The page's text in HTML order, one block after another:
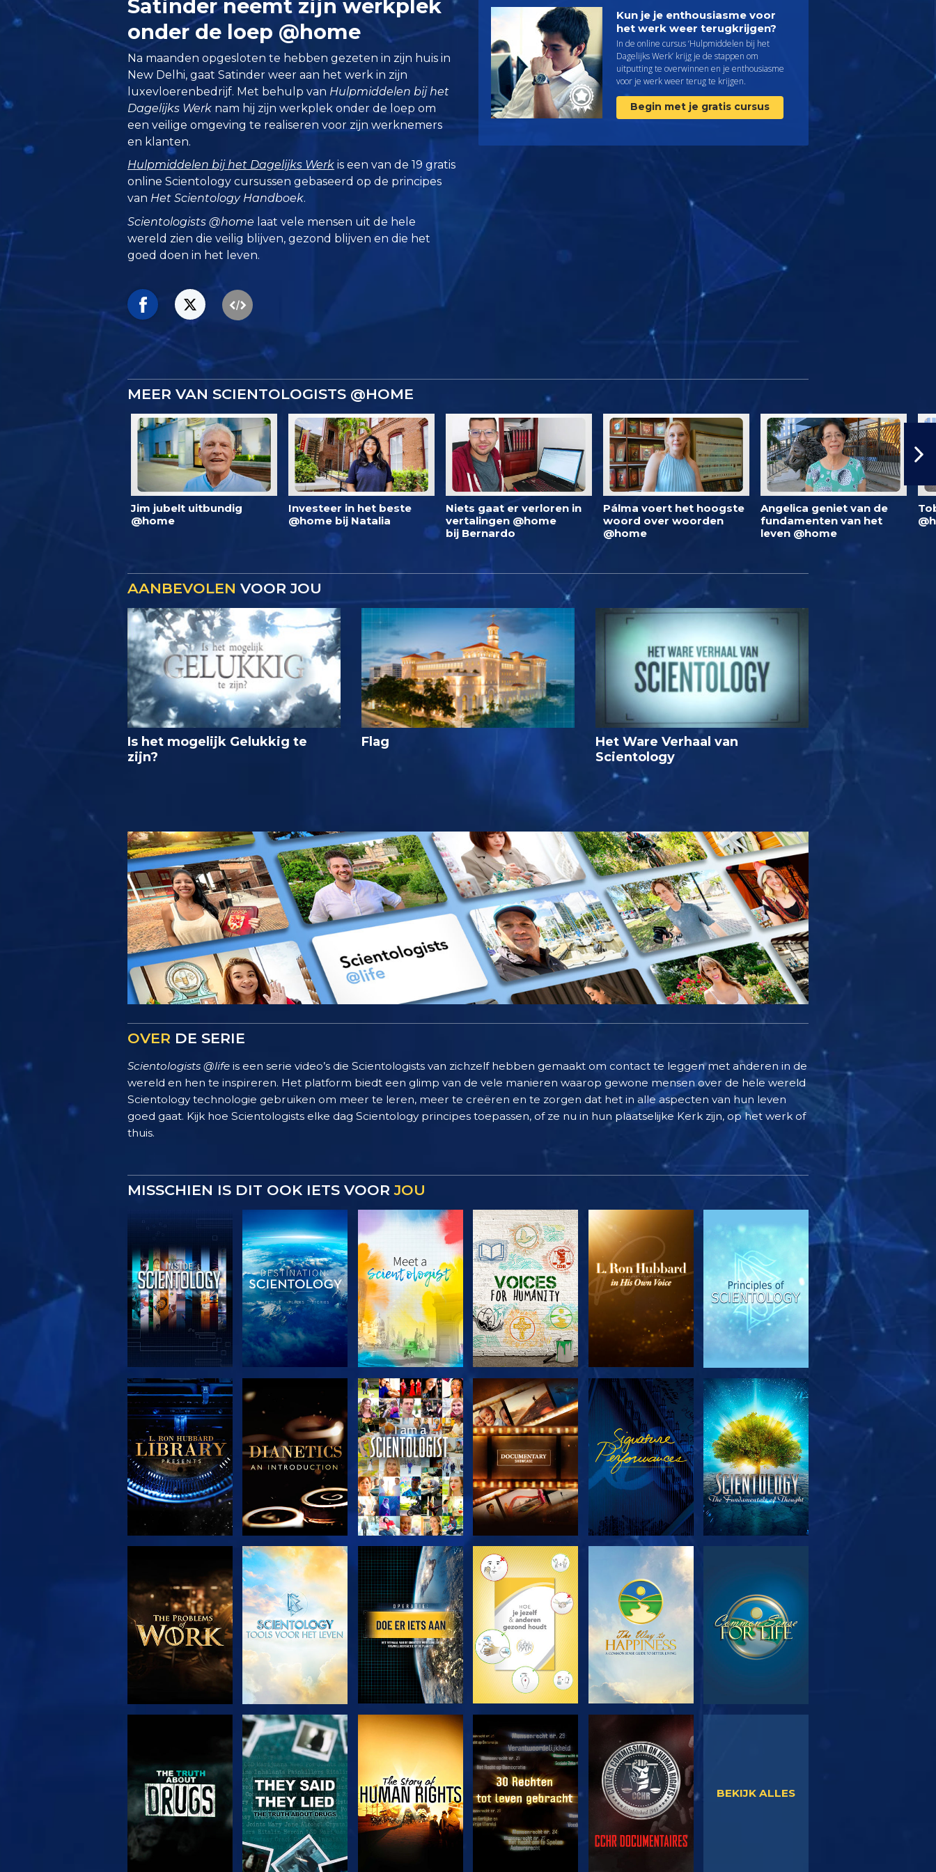
Satinder neemt zijn werkplek
onder de loep @home
Na maanden opgesloten te hebben gezeten in zijn huis in
New Delhi, gaat Satinder weer aan het werk in zijn
luxevloerenbedrijf. Met behulp van Hulpmiddelen bij het
Dagelijks Werk nam hij zijn werkplek onder de loep om
een veilige omgeving te realiseren voor zijn werknemers
en klanten.
Hulpmiddelen bij het Dagelijks Werk is een van de 19 gratis
online Scientology cursussen gebaseerd op de principes
van Het Scientology Handboek.
Scientologists @home laat vele mensen uit de hele
wereld zien die veilig blijven, gezond blijven en die het
goed doen in het leven.
Kun je je enthousiasme voor
het werk weer terugkrijgen?
In de online cursus ‘Hulpmiddelen bij het
Dagelijks Werk’ krijg je de stappen om
uitputting te overwinnen en je enthousiasme
voor je werk weer terug te krijgen.
Begin met je gratis cursus
MEER VAN SCIENTOLOGISTS @HOME
Jim jubelt uitbundig
@home
Investeer in het beste
@home bij Natalia
Niets gaat er verloren in
vertalingen @home
bij Bernardo
Pálma voert het hoogste
woord over woorden
@home
Angelica geniet van de
fundamenten van het
leven @home
AANBEVOLEN VOOR JOU
Is het mogelijk Gelukkig te
zijn?
Flag
Het Ware Verhaal van
Scientology
OVER DE SERIE
Scientologists @life is een serie video’s die Scientologists van zichzelf hebben gemaakt om contact te leggen met anderen in de
wereld en hen te inspireren. Het platform biedt een glimp van de vele manieren waarop gewone mensen over de hele wereld
Scientology technologie gebruiken om meer te leren, meer te creëren en te zorgen dat het in alle aspecten van hun leven
goed gaat. Kijk hoe Scientologists elke dag Scientology principes toepassen, of ze nu in hun plaatselijke Kerk zijn, op het werk of
thuis.
MISSCHIEN IS DIT OOK IETS VOORJOU
VERKEN DE SERIE VERKEN DE SERIE VERKEN DE SERIE VERKEN DE SERIE VERKEN DE SERIE KIJK
VERKEN DE SERIE VERKEN DE SERIE VERKEN DE SERIE VERKEN DE SERIE
KIJK KIJK KIJK
BEKIJK ALLES